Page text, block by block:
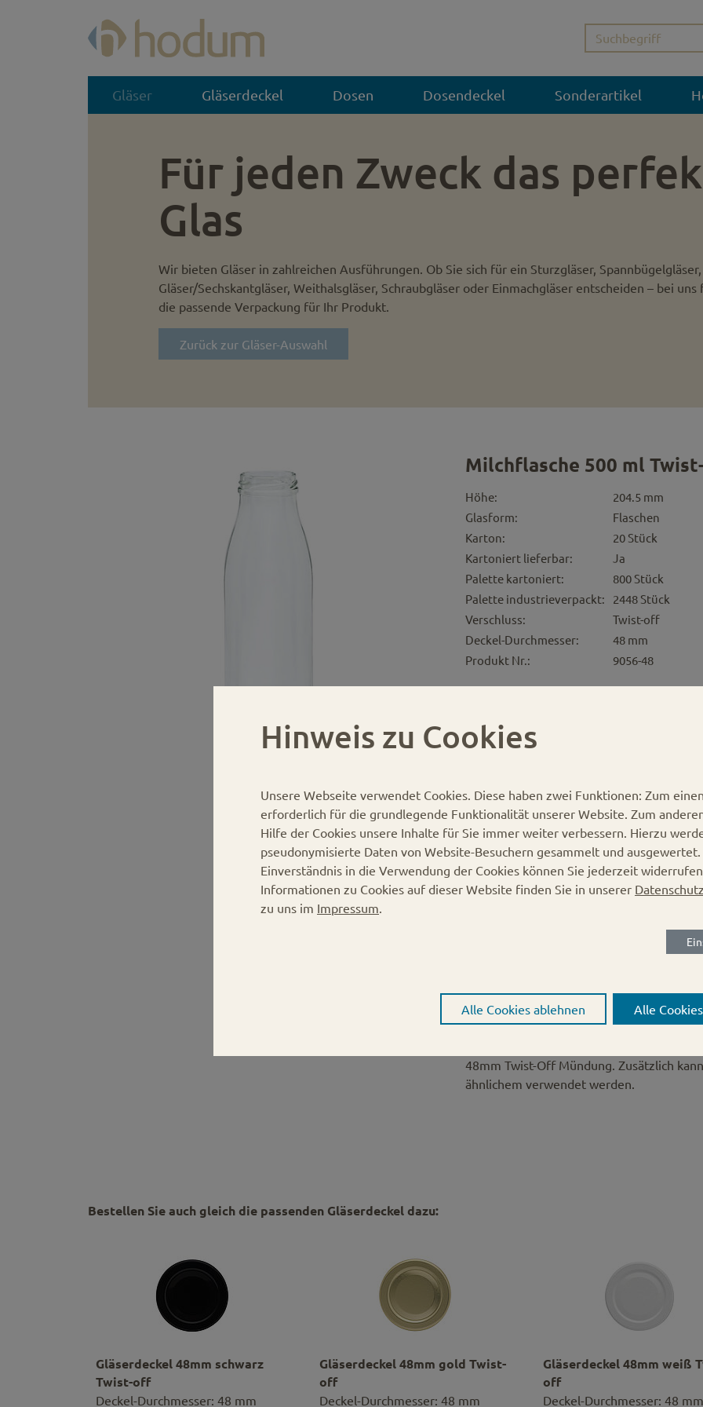
Gläser Gläserdeckel Dosen Dosendeckel Sonderartikel
Für jeden Zweck das
Glas
Wir bieten Gläser in zahlreichen Ausführungen. Ob Sie sich für ein Sturzgläser,
Gläser/Sechskantgläser, Weithalsgläser, Schraubgläser oder Einmachgläser entscheiden – bei uns
die passende Verpackung für Ihr Produkt.
Zurück zur Gläser-Auswahl
Milchflasche 500 ml
Höhe:
204.5 mm
Glasform:
Flaschen
Karton:
20 Stück
Kartoniert lieferbar:
Ja
Palette kartoniert:
800 Stück
Palette industrieverpackt:
2448 Stück
Verschluss:
Twist-off
Deckel-Durchmesser:
48 mm
Produkt Nr.:
9056-48
Glasflaschen
Schraubflaschen
Milchflaschen
Soßenflaschen
Suppenflaschen
Fondflaschen
Sirupflaschen
Öl- und Essigflaschen
Saftflaschen
48mm Twist-Off Mündung. Zusätzlich
ähnlichem verwendet werden.
Bestellen Sie auch gleich die passenden Gläserdeckel dazu:
Gläserdeckel 48mm schwarz
Twist-off
Deckel-Durchmesser: 48 mm
Gläserdeckel 48mm gold Twist-
off
Deckel-Durchmesser: 48 mm
Gläserdeckel 48mm weiß
off
Deckel-Durchmesser: 48 mm
Hinweis zu Cookies
Unsere Webseite verwendet Cookies. Diese haben zwei Funktionen: Zum
erforderlich für die grundlegende Funktionalität unserer Website. Zum
Hilfe der Cookies unsere Inhalte für Sie immer weiter verbessern. Hierzu
pseudonymisierte Daten von Website-Besuchern gesammelt und ausgewertet.
Einverständnis in die Verwendung der Cookies können Sie jederzeit
Informationen zu Cookies auf dieser Website finden Sie in unserer
zu uns im Impressum
Alle Cookies ablehnen Alle